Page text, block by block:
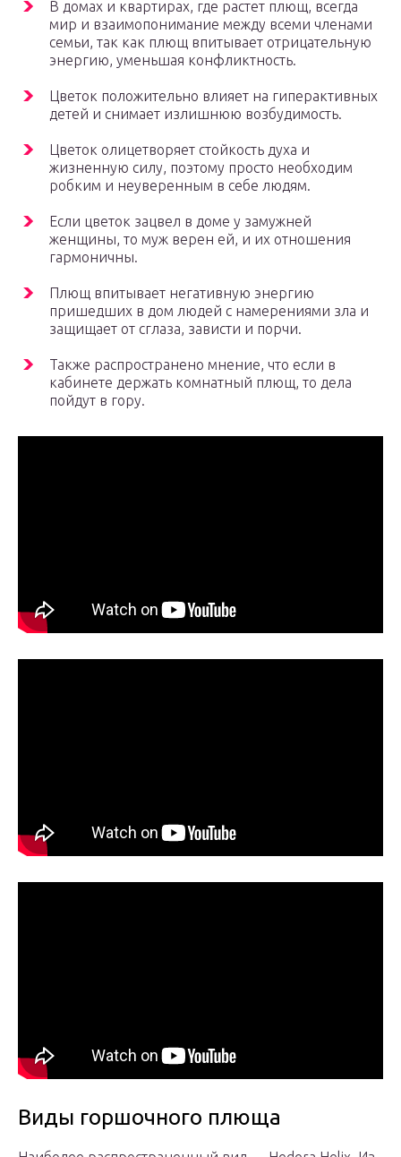
В домах и квартирах, где растет плющ, всегда
мир и взаимопонимание между всеми членами
семьи, так как плющ впитывает отрицательную
энергию, уменьшая конфликтность.
Цветок положительно влияет на гиперактивных
детей и снимает излишнюю возбудимость.
Цветок олицетворяет стойкость духа и
жизненную силу, поэтому просто необходим
робким и неуверенным в себе людям.
Если цветок зацвел в доме у замужней
женщины, то муж верен ей, и их отношения
гармоничны.
Плющ впитывает негативную энергию
пришедших в дом людей с намерениями зла и
защищает от сглаза, зависти и порчи.
Также распространено мнение, что если в
кабинете держать комнатный плющ, то дела
пойдут в гору.
Виды горшочного плюща